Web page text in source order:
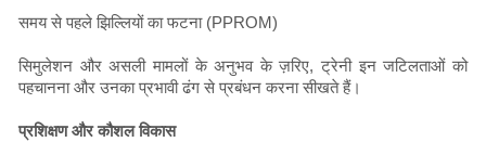
समय से पहले झिल्लियों का फटना (PPROM)
सिमुलेशन और असली मामलों के अनुभव के ज़रिए, ट्रेनी इन जटिलताओं को
पहचानना और उनका प्रभावी ढंग से प्रबंधन करना सीखते हैं।
प्रशिक्षण और कौशल विकास